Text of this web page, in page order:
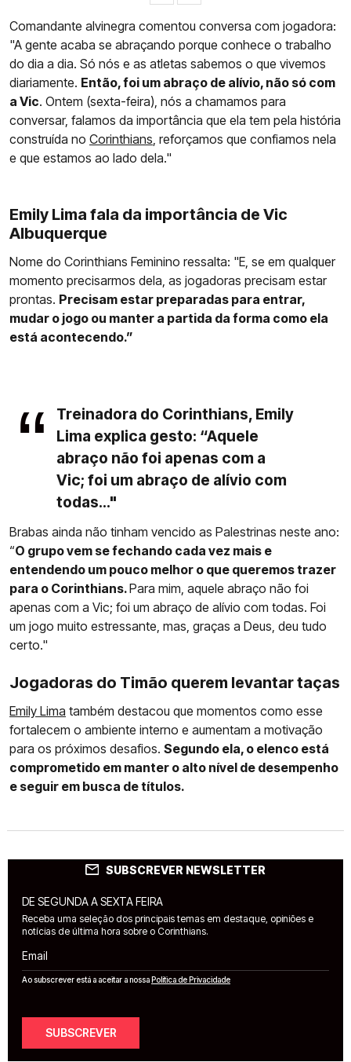
Comandante alvinegra comentou conversa com jogadora:
"A gente acaba se abraçando porque conhece o trabalho
do dia a dia. Só nós e as atletas sabemos o que vivemos
diariamente. Então, foi um abraço de alívio, não só com
a Vic. Ontem (sexta-feira), nós a chamamos para
conversar, falamos da importância que ela tem pela história
construída no Corinthians , reforçamos que confiamos nela
e que estamos ao lado dela."
Emily Lima fala da importância de Vic
Albuquerque
Nome do Corinthians Feminino ressalta: "E, se em qualquer
momento precisarmos dela, as jogadoras precisam estar
prontas. Precisam estar preparadas para entrar,
mudar o jogo ou manter a partida da forma como ela
está acontecendo.”
Treinadora do Corinthians, Emily
Lima explica gesto: “Aquele
abraço não foi apenas com a
Vic; foi um abraço de alívio com
todas..."
Brabas ainda não tinham vencido as Palestrinas neste ano:
“O grupo vem se fechando cada vez mais e
entendendo um pouco melhor o que queremos trazer
para o Corinthians.Para mim, aquele abraço não foi
apenas com a Vic; foi um abraço de alívio com todas. Foi
um jogo muito estressante, mas, graças a Deus, deu tudo
certo."
Jogadoras do Timão querem levantar taças
Emily Lima também destacou que momentos como esse
fortalecem o ambiente interno e aumentam a motivação
para os próximos desafios. Segundo ela, o elenco está
comprometido em manter o alto nível de desempenho
e seguir em busca de títulos.
SUBSCREVER NEWSLETTER
DE SEGUNDA A SEXTA FEIRA
Receba uma seleção dos principais temas em destaque, opiniões e
notícias de última hora sobre o Corinthians.
Email
Ao subscrever está a aceitar a nossaPolítica de Privacidade
SUBSCREVER